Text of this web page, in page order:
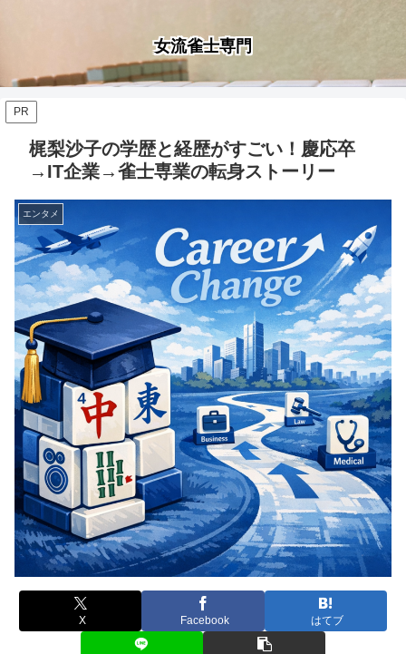
女流雀士専門
PR
梶梨沙子の学歴と経歴がすごい！慶応卒
→IT企業→雀士専業の転身ストーリー
エンタメ
X Facebook はてブ